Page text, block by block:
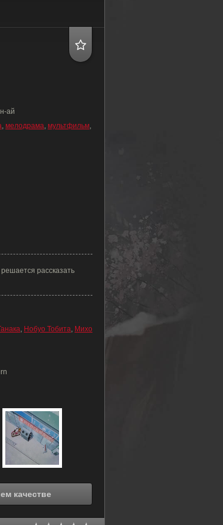
ай
, мелодрама, мультфильм,
рассказать
, Нобуо Тобита, Михо
назад (1994) в хорошем качестве